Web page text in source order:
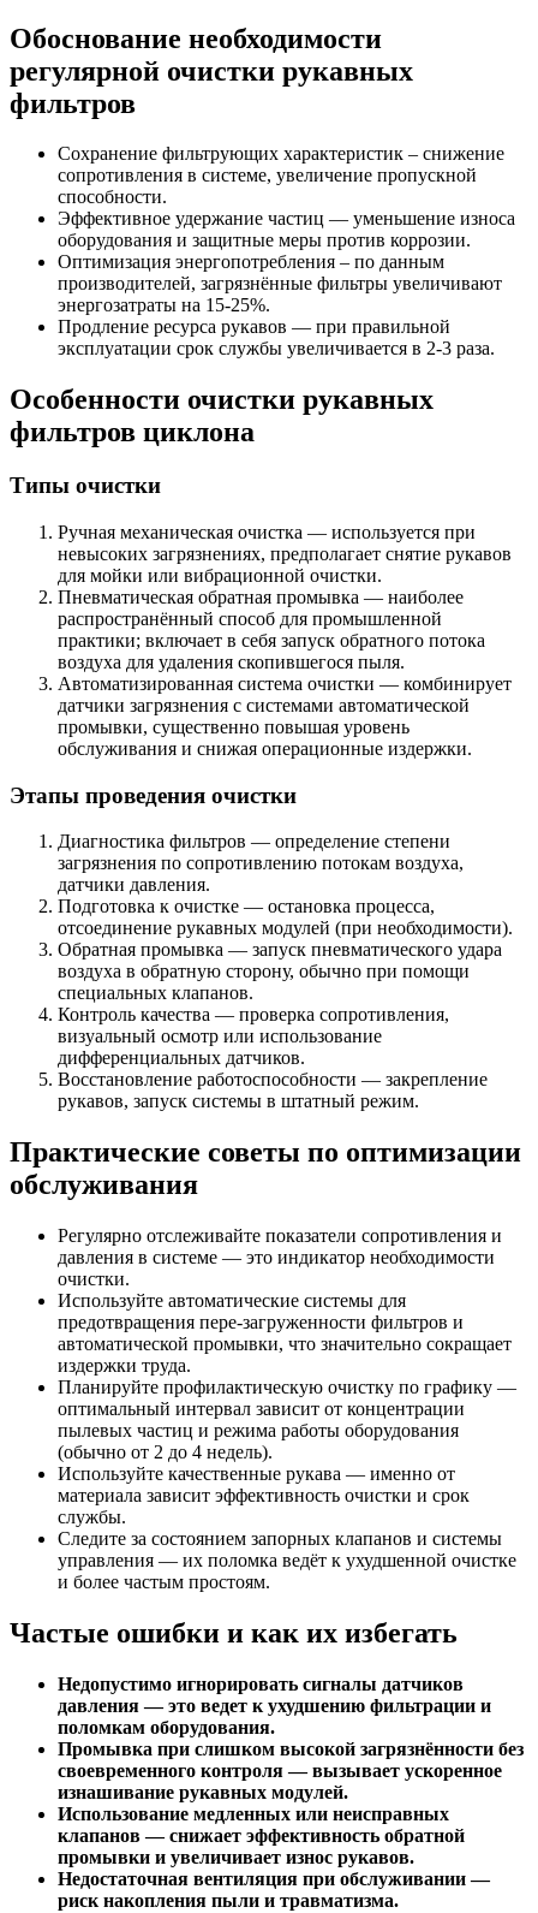
Обоснование необходимости
регулярной очистки рукавных
фильтров
Сохранение фильтрующих характеристик – снижение
сопротивления в системе, увеличение пропускной
способности.
Эффективное удержание частиц — уменьшение износа
оборудования и защитные меры против коррозии.
Оптимизация энергопотребления – по данным
производителей, загрязнённые фильтры увеличивают
энергозатраты на 15-25%.
Продление ресурса рукавов — при правильной
эксплуатации срок службы увеличивается в 2-3 раза.
Особенности очистки рукавных
фильтров циклона
Типы очистки
Ручная механическая очистка — используется при
невысоких загрязнениях, предполагает снятие рукавов
для мойки или вибрационной очистки.
Пневматическая обратная промывка — наиболее
распространённый способ для промышленной
практики; включает в себя запуск обратного потока
воздуха для удаления скопившегося пыля.
Автоматизированная система очистки — комбинирует
датчики загрязнения с системами автоматической
промывки, существенно повышая уровень
обслуживания и снижая операционные издержки.
Этапы проведения очистки
Диагностика фильтров — определение степени
загрязнения по сопротивлению потокам воздуха,
датчики давления.
Подготовка к очистке — остановка процесса,
отсоединение рукавных модулей (при необходимости).
Обратная промывка — запуск пневматического удара
воздуха в обратную сторону, обычно при помощи
специальных клапанов.
Контроль качества — проверка сопротивления,
визуальный осмотр или использование
дифференциальных датчиков.
Восстановление работоспособности — закрепление
рукавов, запуск системы в штатный режим.
Практические советы по оптимизации
обслуживания
Регулярно отслеживайте показатели сопротивления и
давления в системе — это индикатор необходимости
очистки.
Используйте автоматические системы для
предотвращения пере-загруженности фильтров и
автоматической промывки, что значительно сокращает
издержки труда.
Планируйте профилактическую очистку по графику —
оптимальный интервал зависит от концентрации
пылевых частиц и режима работы оборудования
(обычно от 2 до 4 недель).
Используйте качественные рукава — именно от
материала зависит эффективность очистки и срок
службы.
Следите за состоянием запорных клапанов и системы
управления — их поломка ведёт к ухудшенной очистке
и более частым простоям.
Частые ошибки и как их избегать
Недопустимо игнорировать сигналы датчиков
давления — это ведет к ухудшению фильтрации и
поломкам оборудования.
Промывка при слишком высокой загрязнённости без
своевременного контроля — вызывает ускоренное
изнашивание рукавных модулей.
Использование медленных или неисправных
клапанов — снижает эффективность обратной
промывки и увеличивает износ рукавов.
Недостаточная вентиляция при обслуживании —
риск накопления пыли и травматизма.